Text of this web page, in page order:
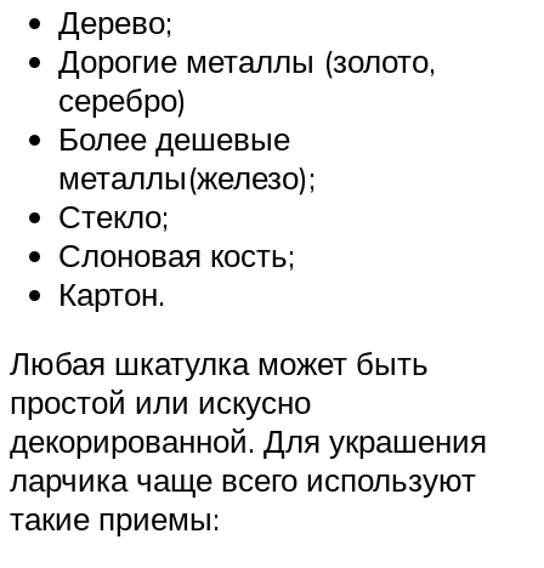
Дерево;
Дорогие металлы (золото,
серебро)
Более дешевые
металлы(железо);
Стекло;
Слоновая кость;
Картон.
Любая шкатулка может быть
простой или искусно
декорированной. Для украшения
ларчика чаще всего используют
такие приемы: